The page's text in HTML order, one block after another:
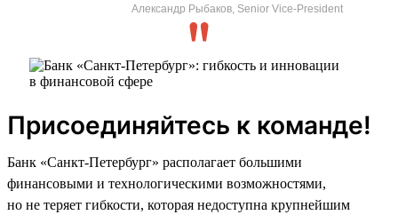
Александр Рыбаков, Senior Vice-President
Присоединяйтесь к команде!
Банк «Санкт-Петербург» располагает большими
финансовыми и технологическими возможностями,
но не теряет гибкости, которая недоступна крупнейшим